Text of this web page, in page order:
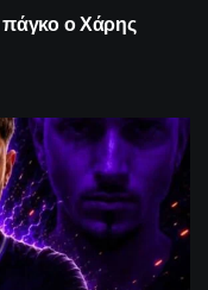
πάγκο ο Χάρης